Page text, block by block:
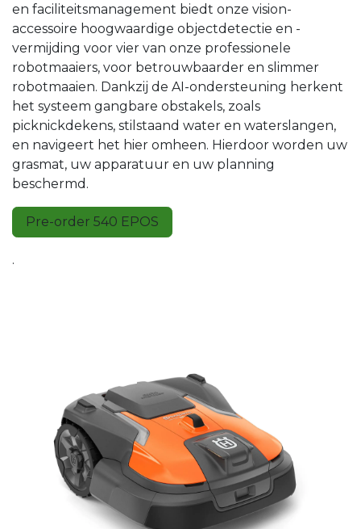
en faciliteitsmanagement biedt onze vision-
accessoire hoogwaardige objectdetectie en -
vermijding voor vier van onze professionele
robotmaaiers, voor betrouwbaarder en slimmer
robotmaaien. Dankzij de AI-ondersteuning herkent
het systeem gangbare obstakels, zoals
picknickdekens, stilstaand water en waterslangen,
en navigeert het hier omheen. Hierdoor worden uw
grasmat, uw apparatuur en uw planning
beschermd.
Pre-order 540 EPOS
.